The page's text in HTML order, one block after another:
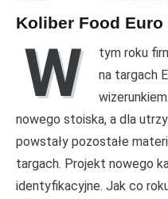
Koliber Food Euro
W
tym roku
na targach
nowego stoiska, a dla
powstały pozostałe
targach. Projekt nowego
identyfikacyjne. Jak co